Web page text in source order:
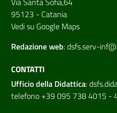
95123 - Catania
Vedi su Google Maps
Redazione web:dsfs.serv-
CONTATTI
Ufficio della Didattica:
telefono +39 095 738 4015 -